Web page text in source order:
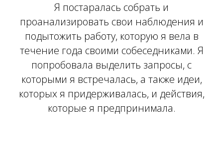
Я постаралась собрать и
проанализировать свои наблюдения и
подытожить работу, которую я вела в
течение года своими собеседниками. Я
попробовала выделить запросы, с
которыми я встречалась, а также идеи,
которых я придерживалась, и действия,
которые я предпринимала.